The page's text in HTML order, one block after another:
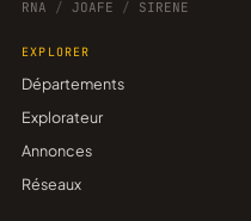
RNA / JOAFE / SIRENE
EXPLORER
Départements
Explorateur
Annonces
Réseaux